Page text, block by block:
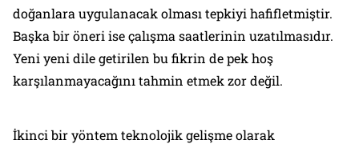
doğanlara uygulanacak olması tepkiyi hafifletmiştir.
Başka bir öneri ise çalışma saatlerinin uzatılmasıdır.
Yeni yeni dile getirilen bu fikrin de pek hoş
karşılanmayacağını tahmin etmek zor değil.
İkinci bir yöntem teknolojik gelişme olarak